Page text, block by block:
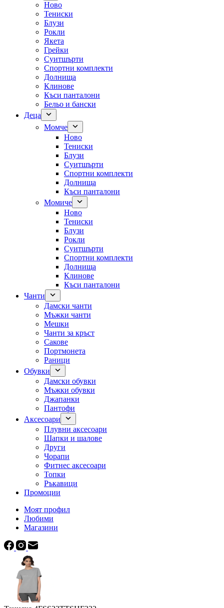
Ново
Тениски
Блузи
Рокли
Якета
Грейки
Суитшърти
Спортни комплекти
Долнища
Клинове
Къси панталони
Бельо и бански
Деца
Момче
Ново
Тениски
Блузи
Суитшърти
Спортни комплекти
Долнища
Къси панталони
Момиче
Ново
Тениски
Блузи
Рокли
Суитшърти
Спортни комплекти
Долнища
Клинове
Къси панталони
Чанти
Дамски чанти
Мъжки чанти
Мешки
Чанти за кръст
Сакове
Портмонета
Раници
Обувки
Дамски обувки
Мъжки обувки
Джапанки
Пантофи
Аксесоари
Плувни аксесоари
Шапки и шалове
Други
Чорапи
Фитнес аксесоари
Топки
Ръкавици
Промоции
Моят профил
Любими
Магазини